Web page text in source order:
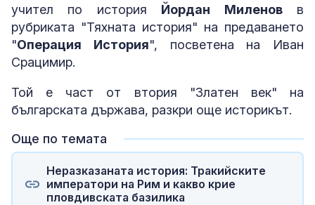
учител по история Йордан Миленовв
рубриката "Тяхната история" на предаването
"Операция История", посветена на Иван
Срацимир.
Той е част от втория "Златен век" на
българската държава, разкри още историкът.
Още по темата
Неразказаната история: Тракийските
императори на Рим и какво крие
пловдивската базилика